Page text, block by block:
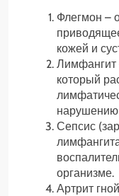
Флегмон –
кожей и
Лимфангит
который
Сепсис
организме.
Артрит